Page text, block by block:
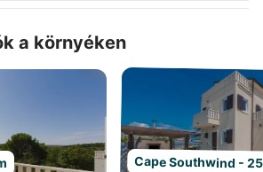
a környéken
Cape Southwind -